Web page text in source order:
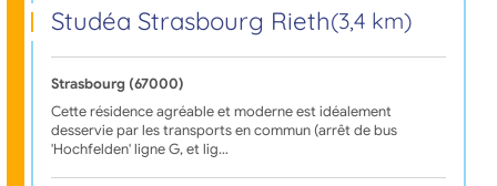
Studéa Strasbourg Rieth(3,4 km)
Strasbourg (67000)
Cette résidence agréable et moderne est idéalement
desservie par les transports en commun (arrêt de bus
'Hochfelden' ligne G, et lig…